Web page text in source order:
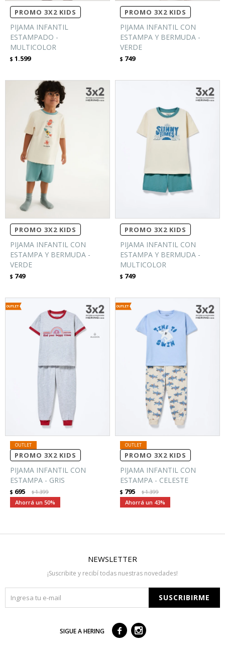
PROMO 3X2 KIDS
PIJAMA INFANTIL
ESTAMPADO -
MULTICOLOR
$ 1.599
PROMO 3X2 KIDS
PIJAMA INFANTIL CON
ESTAMPA Y BERMUDA -
VERDE
$ 749
PROMO 3X2 KIDS
PIJAMA INFANTIL CON
ESTAMPA Y BERMUDA -
VERDE
$ 749
PROMO 3X2 KIDS
PIJAMA INFANTIL CON
ESTAMPA Y BERMUDA -
MULTICOLOR
$ 749
PROMO 3X2 KIDS
PIJAMA INFANTIL CON
ESTAMPA - GRIS
$ 695 $1.399
50
PROMO 3X2 KIDS
PIJAMA INFANTIL CON
ESTAMPA - CELESTE
$ 795 $1.399
43
NEWSLETTER
¡Suscribite y recibí todas nuestras novedades!
SUSCRIBIRME
SIGUE A HERING  